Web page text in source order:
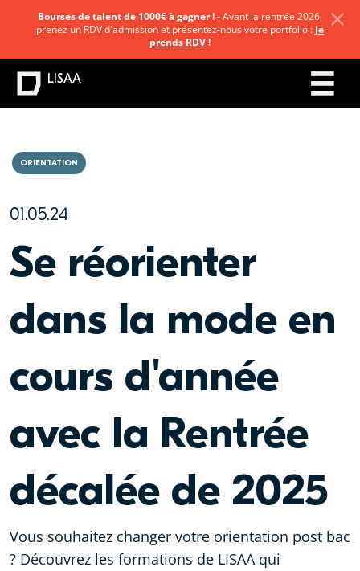
01.05.24
ORIENTATION
Se réorienter
dans la mode en
cours d'année
avec la Rentrée
décalée de 2025
Vous souhaitez changer votre orientation post bac
? Découvrez les formations de LISAA qui
Bourses de talent de 1000€ à gagner !- Avant la rentrée 2026,
prenez un RDV d'admission et présentez-nous votre portfolio : Je
prends RDV!
LISAA